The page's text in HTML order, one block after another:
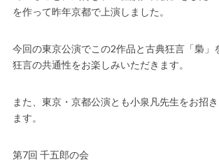
を作って昨年京都で上演しました。
今回の東京公演でこの2作品と古典狂言「梟」
狂言の共通性をお楽しみいただきます。
また、東京・京都公演とも小泉凡先生をお招
ます。
第7回 千五郎の会